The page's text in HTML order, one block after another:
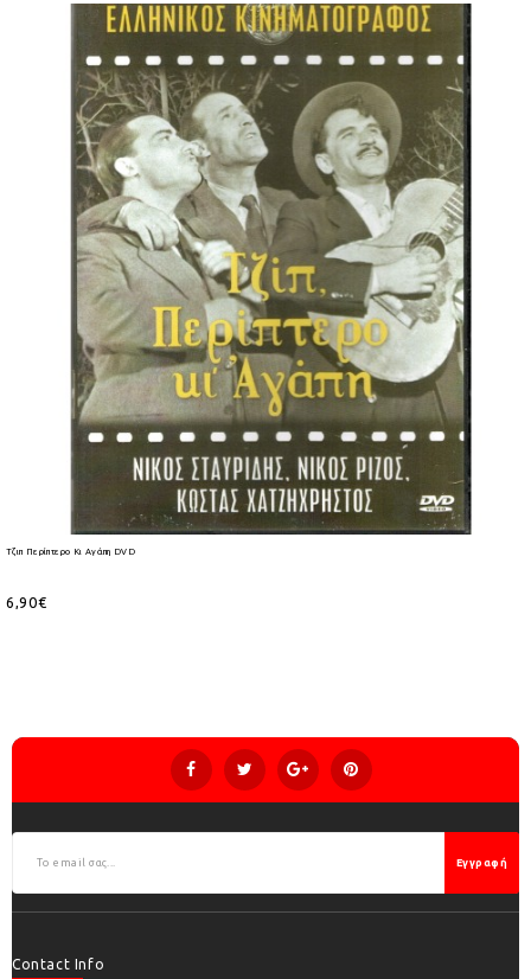
Τζιπ Περίπτερο Κι Αγάπη DVD
6,90€
Εγγραφή
Contact Info